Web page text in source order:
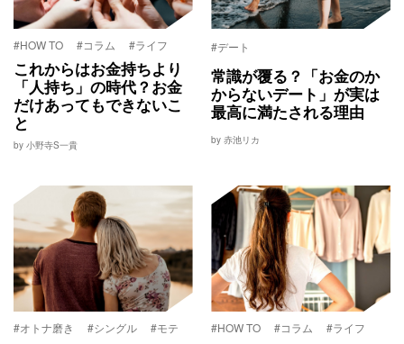
#HOW TO #コラム #ライフ
これからはお金持ちより
「人持ち」の時代？お金
だけあってもできないこ
と
by 小野寺S一貴
#デート
常識が覆る？「お金のか
からないデート」が実は
最高に満たされる理由
by 赤池リカ
#オトナ磨き #シングル #モテ #HOW TO #コラム #ライフ